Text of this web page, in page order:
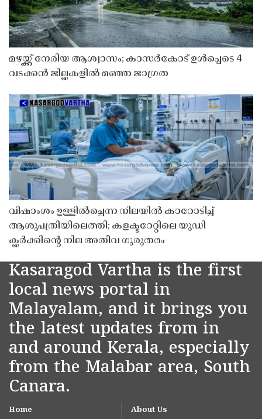
മഴയ്ക്ക് നേരിയ ആശ്വാസം; കാസർകോട് ഉൾപ്പെടെ 4
വടക്കൻ ജില്ലകളിൽ മഞ്ഞ ജാഗ്രത
വിഷാംശം ഉള്ളിൽച്ചെന്ന നിലയിൽ കാറോടിച്ച്
ആശുപത്രിയിലെത്തി; കളക്ടറേറ്റിലെ യുഡി
ക്ലർക്കിൻ്റെ നില അതീവ ഗുരുതരം
Kasaragod Vartha is the first
local news portal in
Malayalam, and it brings you
the latest updates from in
and around Kerala, especially
from the Malabar area, South
Canara.
Home About Us